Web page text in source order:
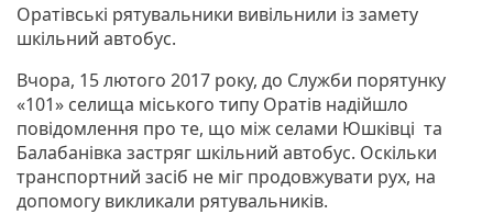
Оратівські рятувальники вивільнили із замету
шкільний автобус.
Вчора, 15 лютого 2017 року, до Служби порятунку
«101» селища міського типу Оратів надійшло
повідомлення про те, що між селами Юшківці та
Балабанівка застряг шкільний автобус. Оскільки
транспортний засіб не міг продовжувати рух, на
допомогу викликали рятувальників.